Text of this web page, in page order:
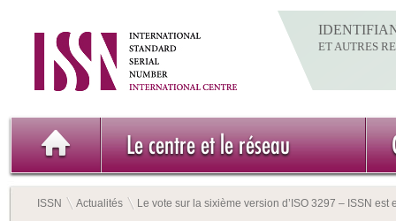
ET AUTRES
Le centre et le réseau
ISSN Actualités Le vote sur la sixième version d’ISO 3297 – ISSN est